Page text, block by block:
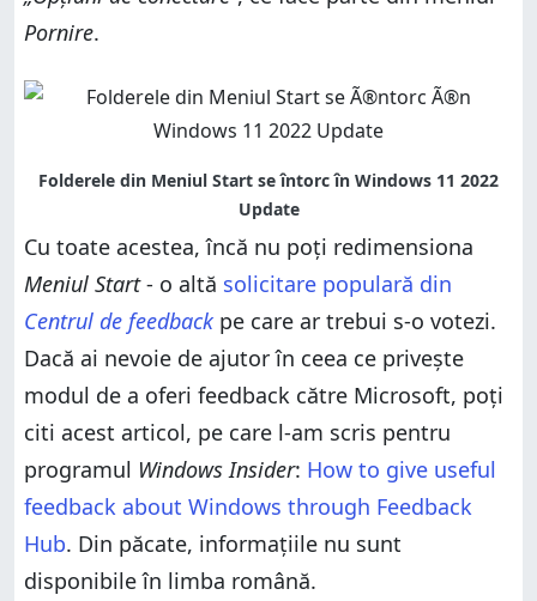
Pornire.
Cu toate acestea, încă nu poți redimensiona
Meniul Start- o altă solicitare populară din
Centrul de feedback pe care ar trebui s-o votezi.
Dacă ai nevoie de ajutor în ceea ce privește
modul de a oferi feedback către Microsoft, poți
citi acest articol, pe care l-am scris pentru
programul Windows Insider: How to give useful
feedback about Windows through Feedback
Hub. Din păcate, informațiile nu sunt
disponibile în limba română.